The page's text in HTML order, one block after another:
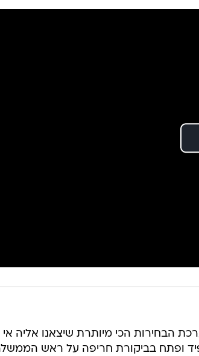
כלכליסט - "ועידת התחזיות 2015". "מערכת הבחירות הכי מיותרת שיצאנו
ופתח בביקורת חריפה על ראש